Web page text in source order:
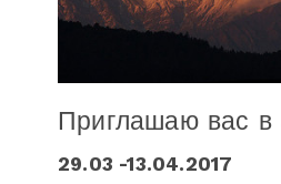
Приглашаю вас в
29.03 -13.04.2017